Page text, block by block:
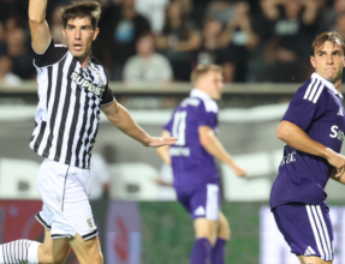
l'article "Europa League :
: un important incendie
maîtrisé après
d’intervention